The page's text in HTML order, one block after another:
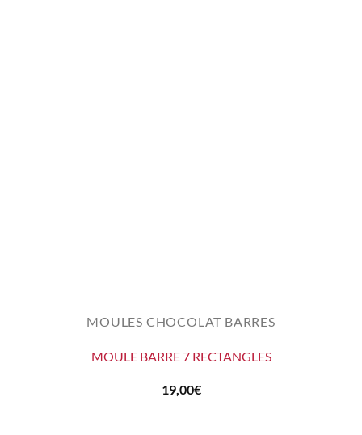
MOULES CHOCOLAT BARRES
MOULE BARRE 7 RECTANGLES
19,00€